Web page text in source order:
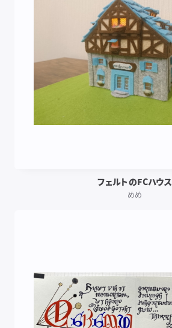
フェルトのFCハウス
めめ